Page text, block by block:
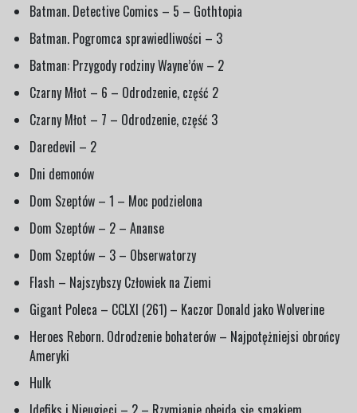
Batman. Detective Comics – 5 – Gothtopia
Batman. Pogromca sprawiedliwości – 3
Batman: Przygody rodziny Wayne’ów – 2
Czarny Młot – 6 – Odrodzenie, część 2
Czarny Młot – 7 – Odrodzenie, część 3
Daredevil – 2
Dni demonów
Dom Szeptów – 1 – Moc podzielona
Dom Szeptów – 2 – Ananse
Dom Szeptów – 3 – Obserwatorzy
Flash – Najszybszy Człowiek na Ziemi
Gigant Poleca – CCLXI (261) – Kaczor Donald jako Wolverine
Heroes Reborn. Odrodzenie bohaterów – Najpotężniejsi obrońcy
Ameryki
Hulk